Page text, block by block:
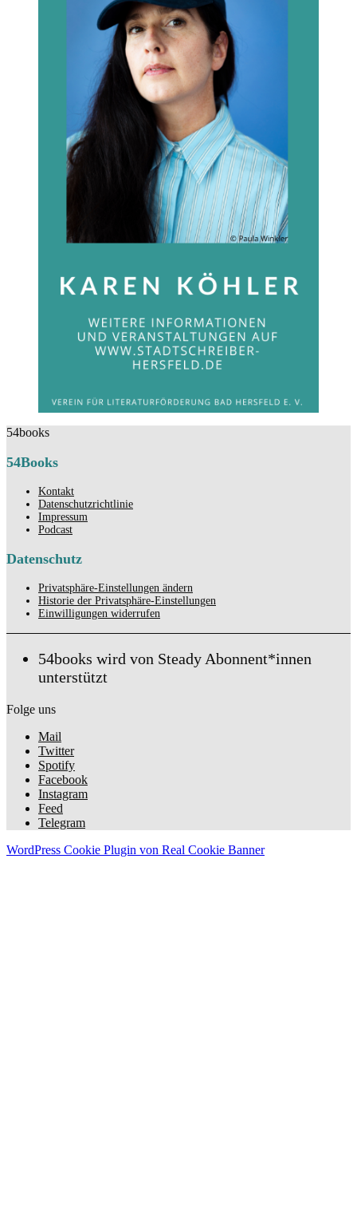
54books
54Books
Kontakt
Datenschutzrichtlinie
Impressum
Podcast
Datenschutz
Privatsphäre-Einstellungen ändern
Historie der Privatsphäre-Einstellungen
Einwilligungen widerrufen
54books wird von Steady Abonnent*innen
unterstützt
Folge uns
Mail
Twitter
Spotify
Facebook
Instagram
Feed
Telegram
WordPress Cookie Plugin von Real Cookie Banner